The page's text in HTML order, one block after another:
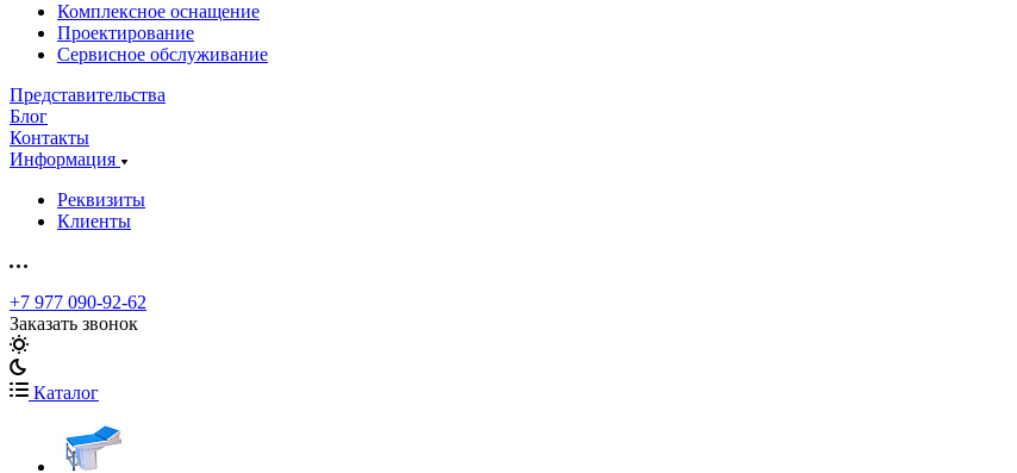
Комплексное оснащение
Проектирование
Сервисное обслуживание
Представительства
Блог
Контакты
Информация
Реквизиты
Клиенты
+7 977 090-92-62
Заказать звонок
Каталог